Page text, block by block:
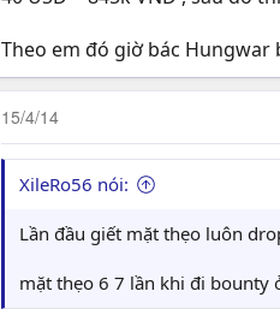
Theo em đó giờ bác
15/4/14
XileRo56 nói:
Lần đầu giết mặt thẹo luôn
mặt thẹo 6 7 lần khi đi bounty